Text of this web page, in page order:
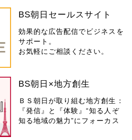
BS朝日セールスサイト
効果的な広告配信でビジネスを
サポート。
お気軽にご相談ください。
BS朝日×地方創生
ＢＳ朝日が取り組む地方創生：
『発信』と『体験』“知る人ぞ
知る地域の魅力”にフォーカス